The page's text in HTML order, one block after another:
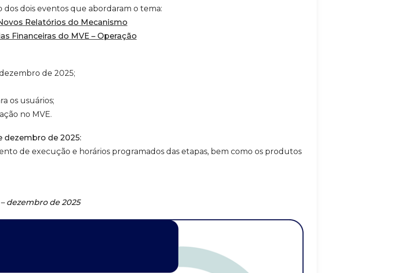
dois eventos que abordaram o tema:
Relatórios do Mecanismo
Financeiras do MVE – Operação
de 2025;
os usuários;
no MVE.
dezembro de 2025:
de execução e horários programados das etapas, bem como os produtos
dezembro de 2025